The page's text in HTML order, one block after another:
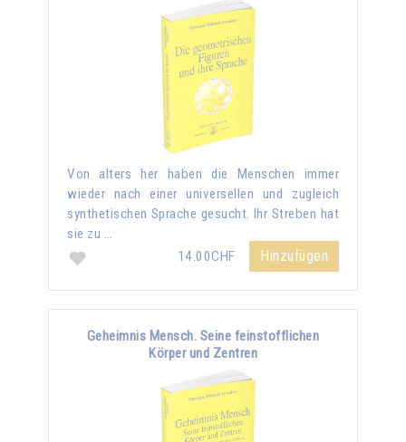
Von alters her haben die Menschen immer
wieder nach einer universellen und zugleich
synthetischen Sprache gesucht. Ihr Streben hat
sie zu …
14.00CHF
Hinzufügen
Geheimnis Mensch. Seine feinstofflichen
Körper und Zentren